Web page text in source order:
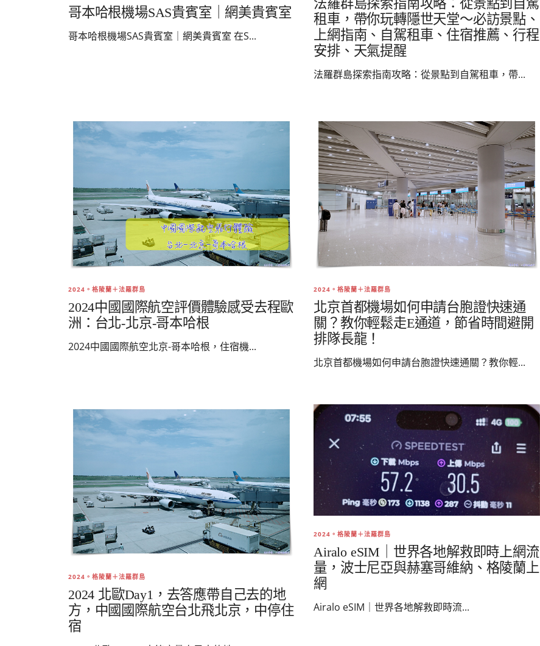
哥本哈根機場SAS貴賓室｜網美貴賓室
哥本哈根機場SAS貴賓室｜網美貴賓室 在S...
法羅群島探索指南攻略：從景點到自駕
租車，帶你玩轉隱世天堂～必訪景點、
上網指南、自駕租車、住宿推薦、行程
安排、天氣提醒
法羅群島探索指南攻略：從景點到自駕租車，帶...
2024。格陵蘭＋法羅群島
2024中國國際航空評價體驗感受去程歐
洲：台北-北京-哥本哈根
2024中國國際航空北京-哥本哈根，住宿機...
2024。格陵蘭＋法羅群島
北京首都機場如何申請台胞證快速通
關？教你輕鬆走E通道，節省時間避開
排隊長龍！
北京首都機場如何申請台胞證快速通關？教你輕...
2024。格陵蘭＋法羅群島
2024 北歐Day1，去答應帶自己去的地
方，中國國際航空台北飛北京，中停住
宿
2024。格陵蘭＋法羅群島
Airalo eSIM｜世界各地解救即時上網流
量，波士尼亞與赫塞哥維納、格陵蘭上
網
Airalo eSIM｜世界各地解救即時流...